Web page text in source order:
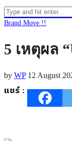
Brand Move !!
5 เหตุผล
by WP 12 August
แชร์ :